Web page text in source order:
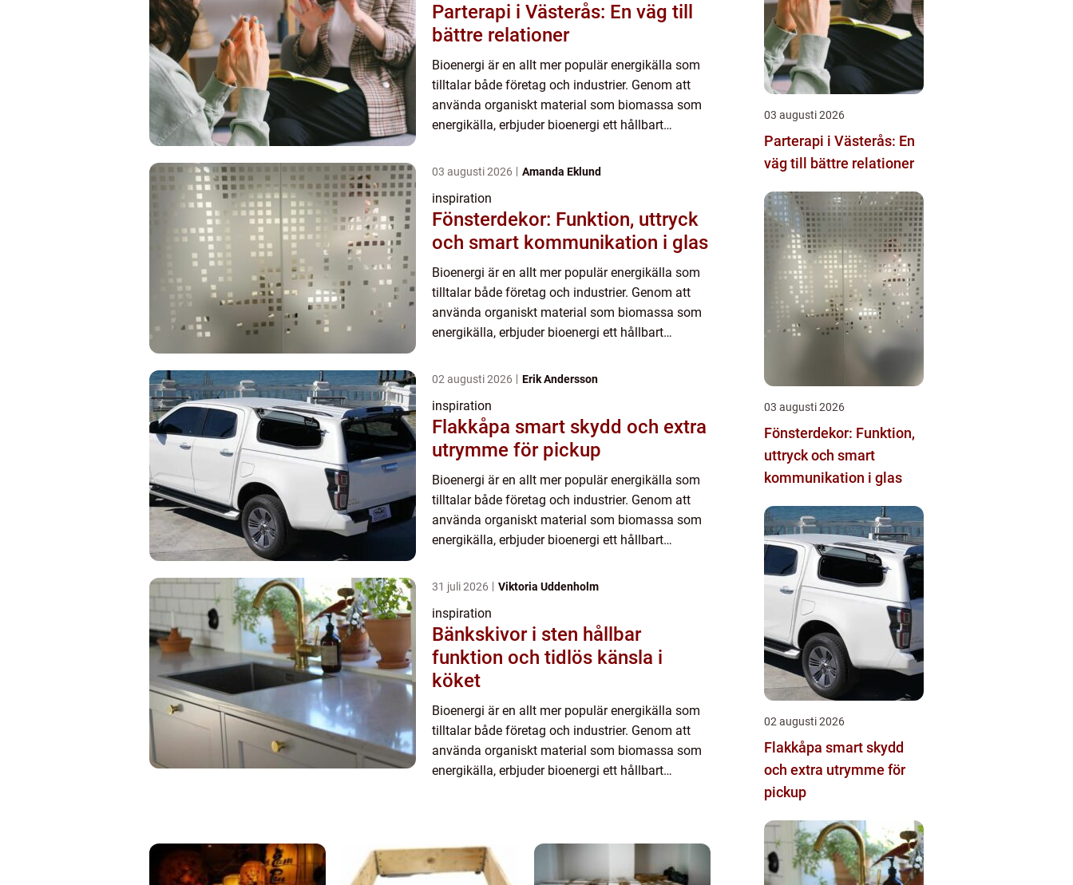
Parterapi i Västerås: En väg till
bättre relationer
Bioenergi är en allt mer populär energikälla som
tilltalar både företag och industrier. Genom att
använda organiskt material som biomassa som
energikälla, erbjuder bioenergi ett hållbart
03 augusti 2026 Amanda Eklund
inspiration
Fönsterdekor: Funktion, uttryck
och smart kommunikation i glas
Bioenergi är en allt mer populär energikälla som
tilltalar både företag och industrier. Genom att
använda organiskt material som biomassa som
energikälla, erbjuder bioenergi ett hållbart
02 augusti 2026 Erik Andersson
inspiration
Flakkåpa smart skydd och extra
utrymme för pickup
Bioenergi är en allt mer populär energikälla som
tilltalar både företag och industrier. Genom att
använda organiskt material som biomassa som
energikälla, erbjuder bioenergi ett hållbart
31 juli 2026 Viktoria Uddenholm
inspiration
Bänkskivor i sten hållbar
funktion och tidlös känsla i
köket
Bioenergi är en allt mer populär energikälla som
tilltalar både företag och industrier. Genom att
använda organiskt material som biomassa som
energikälla, erbjuder bioenergi ett hållbart
03 augusti 2026
Parterapi i Västerås: En
väg till bättre relationer
03 augusti 2026
Fönsterdekor: Funktion,
uttryck och smart
kommunikation i glas
02 augusti 2026
Flakkåpa smart skydd
och extra utrymme för
pickup